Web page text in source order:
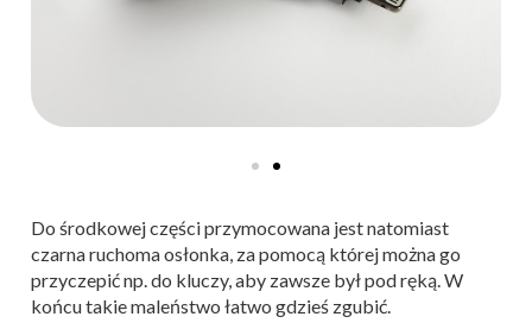
Do środkowej części przymocowana jest natomiast
czarna ruchoma osłonka, za pomocą której można go
przyczepić np. do kluczy, aby zawsze był pod ręką. W
końcu takie maleństwo łatwo gdzieś zgubić.